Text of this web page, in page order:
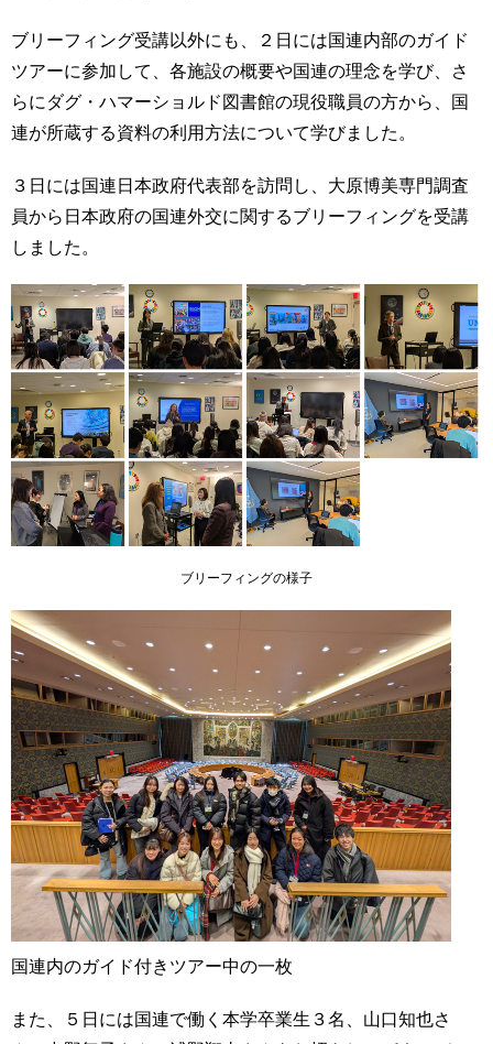
ブリーフィング受講以外にも、２日には国連内部のガイド
ツアーに参加して、各施設の概要や国連の理念を学び、さ
らにダグ・ハマーショルド図書館の現役職員の方から、国
連が所蔵する資料の利用方法について学びました。
３日には国連日本政府代表部を訪問し、大原博美専門調査
員から日本政府の国連外交に関するブリーフィングを受講
しました。
ブリーフィングの様子
国連内のガイド付きツアー中の一枚
また、５日には国連で働く本学卒業生３名、山口知也さ